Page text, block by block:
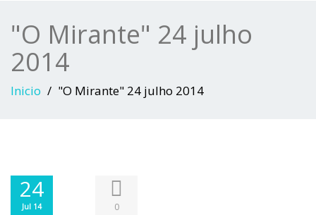
"O Mirante" 24 julho
2014
Inicio "O Mirante" 24 julho 2014
24
Jul 14 0